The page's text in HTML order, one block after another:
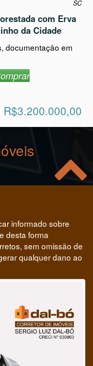
- município de Canoinhas
com Erva
da Cidade
documentação em
Comprar
informado sobre
forma
sem omissão de
qualquer dano ao